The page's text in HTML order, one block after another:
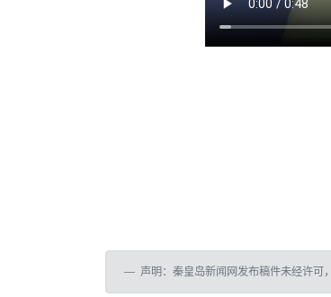
声明：秦皇岛新闻网发布稿件未经许可